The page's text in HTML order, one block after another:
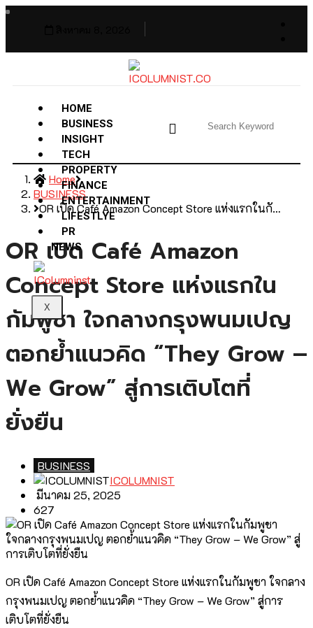
HOME
BUSINESS
INSIGHT
TECH
PROPERTY
FINANCE
ENTERTAINMENT
LIFESTLYE
PR
NEWS
X
Home
BUSINESS
OR เปิด Café Amazon Concept Store แห่งแรกในกั…
OR เปิด Café Amazon
Concept Store แห่งแรกใน
กัมพูชา ใจกลางกรุงพนมเปญ
ตอกย้ำแนวคิด “They Grow –
We Grow” สู่การเติบโตที่
ยั่งยืน
BUSINESS
ICOLUMNIST
มีนาคม 25, 2025
627
OR เปิด Café Amazon Concept Store แห่งแรกในกัมพูชา ใจกลาง
กรุงพนมเปญ ตอกย้ำแนวคิด “They Grow – We Grow” สู่การ
เติบโตที่ยั่งยืน